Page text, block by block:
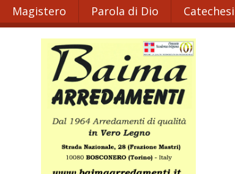
Magistero Parola di Dio Catechesi